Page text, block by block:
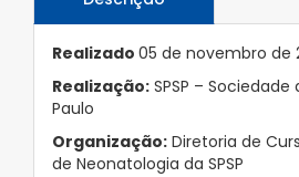
Realizado 05 de novembro de
Realização: SPSP –
Paulo
Organização: Diretoria de
de Neonatologia da SPSP